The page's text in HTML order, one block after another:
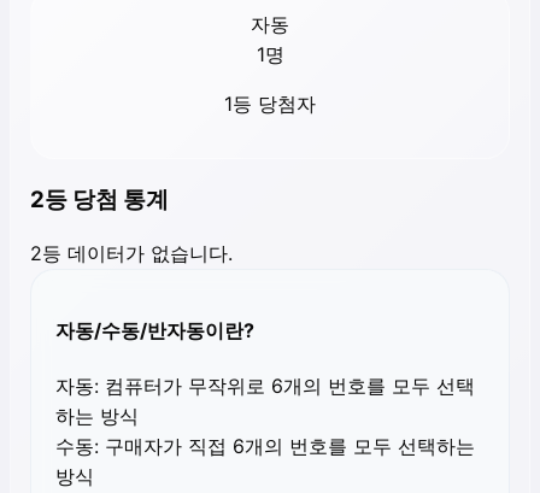
자동
1명
1등 당첨자
2등 당첨 통계
2등 데이터가 없습니다.
자동/수동/반자동이란?
자동: 컴퓨터가 무작위로 6개의 번호를 모두 선택
하는 방식
수동: 구매자가 직접 6개의 번호를 모두 선택하는
방식